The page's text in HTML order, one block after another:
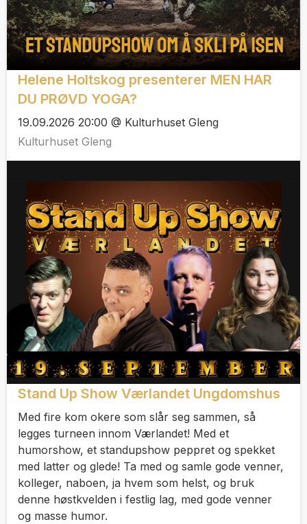
Helene Holtskog presenterer MEN HAR
DU PRØVD YOGA?
19.09.2026 20:00 @ Kulturhuset Gleng
Kulturhuset Gleng
Stand Up Show Værlandet Ungdomshus
Med fire kom okere som slår seg sammen, så
legges turneen innom Værlandet! Med et
humorshow, et standupshow peppret og spekket
med latter og glede! Ta med og samle gode venner,
kolleger, naboen, ja hvem som helst, og bruk
denne høstkvelden i festlig lag, med gode venner
og masse humor.